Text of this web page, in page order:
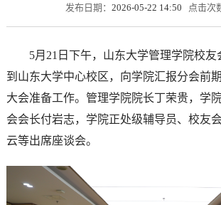
发布日期： 2026-05-22 14:50 点击次
5月21日下午，山东大学管理学院校友
到山东大学中心校区，向学院汇报分会前
大会准备工作。管理学院院长丁荣贵，学
会会长付岩志，学院正处级辅导员、校友
云等出席座谈会。